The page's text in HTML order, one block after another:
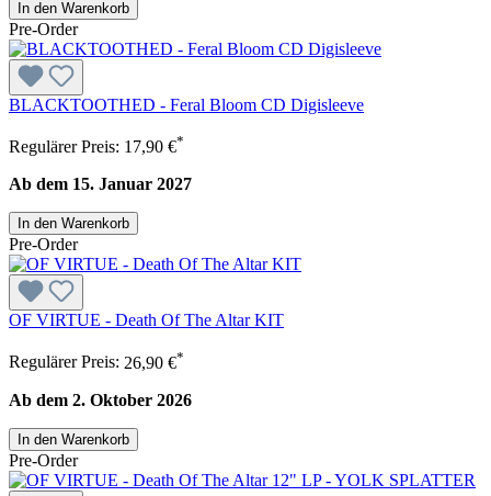
In den Warenkorb
Pre-Order
BLACKTOOTHED - Feral Bloom CD Digisleeve
Regulärer Preis: 17,90 €*
Ab dem 15. Januar 2027
In den Warenkorb
Pre-Order
OF VIRTUE - Death Of The Altar KIT
Regulärer Preis: 26,90 €*
Ab dem 2. Oktober 2026
In den Warenkorb
Pre-Order